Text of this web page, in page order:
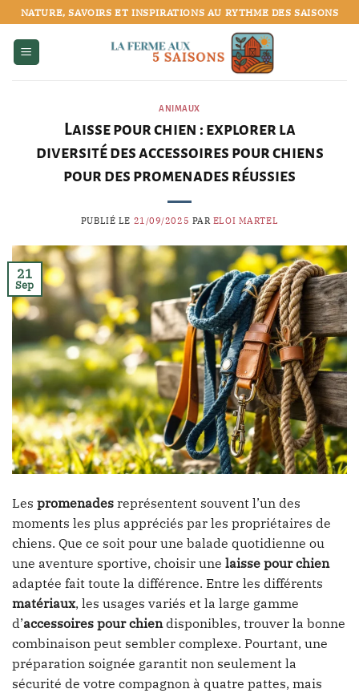
Passer
au
contenu
NATURE, SAVOIRS ET INSPIRATIONS AU RYTHME DES SAISONS
ANIMAUX
Laisse pour chien : explorer la
diversité des accessoires pour chiens
pour des promenades réussies
PUBLIÉ LE 21/09/2025 PAR ELOI MARTEL
21
Sep
Les promenades représentent souvent l’un des
moments les plus appréciés par les propriétaires de
chiens. Que ce soit pour une balade quotidienne ou
une aventure sportive, choisir une laisse pour chien
adaptée fait toute la différence. Entre les différents
matériaux, les usages variés et la large gamme
d’accessoires pour chiendisponibles, trouver la bonne
combinaison peut sembler complexe. Pourtant, une
préparation soignée garantit non seulement la
sécurité de votre compagnon à quatre pattes, mais